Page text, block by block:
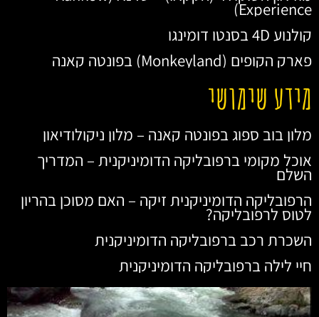
Experience)
קולנוע 4D בסנטו דומינגו
פארק הקופים (Monkeyland) בפונטה קאנה
מידע שימושי
מלון בוב ספוג בפונטה קאנה – מלון ניקולודיאון
אוכל מקומי ברפובליקה הדומיניקנית – המדריך
השלם
הרפובליקה הדומיניקנית זיקה – האם מסוכן בהריון
לטוס לרפובליקה?
השכרת רכב ברפובליקה הדומיניקנית
חיי לילה ברפובליקה הדומיניקנית